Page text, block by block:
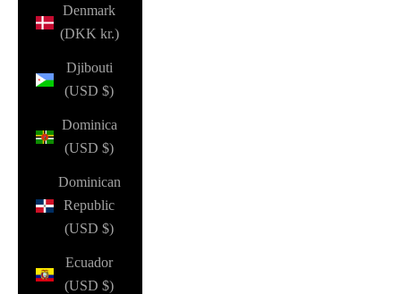
Denmark
(DKK kr.)
Djibouti
(USD $)
Dominica
(USD $)
Dominican
Republic
(USD $)
Ecuador
(USD $)